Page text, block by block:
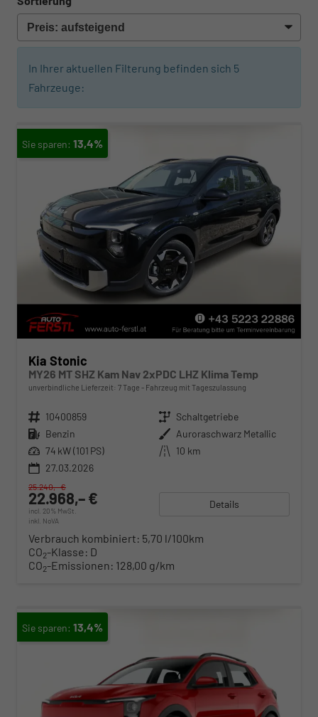
In Ihrer aktuellen Filterung befinden sich 5
Fahrzeuge:
13,4%
Kia Stonic
MY26 MT SHZ Kam Nav 2xPDC LHZ Klima Temp
unverbindliche Lieferzeit: 7 Tage Fahrzeug mit Tageszulassung
Fahrzeugnr. 10400859 Getriebe Schaltgetriebe
Kraftstoff Benzin Außenfarbe Auroraschwarz Metallic
Leistung 74 kW (101 PS) Kilometerstand 10 km
27.03.2026
22.968,– €
incl. 20% MwSt.
inkl. NoVA
25.240,– €
Details
Verbrauch kombiniert: 5,70 l/100km
CO2-Klasse: D
CO2-Emissionen: 128,00 g/km
13,4%